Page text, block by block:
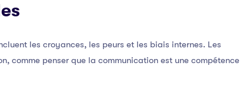
les croyances, les peurs et les biais internes. Les
comme penser que la communication est une compétence